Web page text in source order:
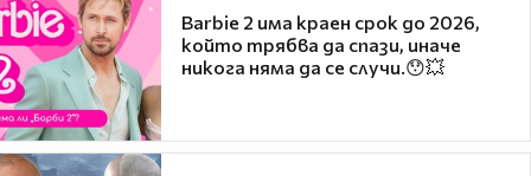
Barbie 2 има краен срок до 2026,
който трябва да спази, иначе
никога няма да се случи.😯💥